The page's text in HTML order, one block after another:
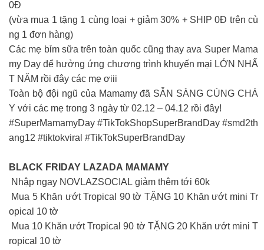
0Đ
(vừa mua 1 tặng 1 cùng loại + giảm 30% + SHIP 0Đ trên cù
ng 1 đơn hàng)
Các mẹ bỉm sữa trên toàn quốc cũng thay ava Super Mama
my Day để hưởng ứng chương trình khuyến mại LỚN NHẤ
T NĂM rồi đây các mẹ ơiii
Toàn bộ đội ngũ của Mamamy đã SẴN SÀNG CÙNG CHÁ
Y với các mẹ trong 3 ngày từ 02.12 – 04.12 rồi đây!
#SuperMamamyDay #TikTokShopSuperBrandDay #smd2th
ang12 #tiktokviral #TikTokSuperBrandDay
BLACK FRIDAY LAZADA MAMAMY
Nhập ngay NOVLAZSOCIAL giảm thêm tới 60k
Mua 5 Khăn ướt Tropical 90 tờ TẶNG 10 Khăn ướt mini Tr
opical 10 tờ
Mua 10 Khăn ướt Tropical 90 tờ TẶNG 20 Khăn ướt mini T
ropical 10 tờ